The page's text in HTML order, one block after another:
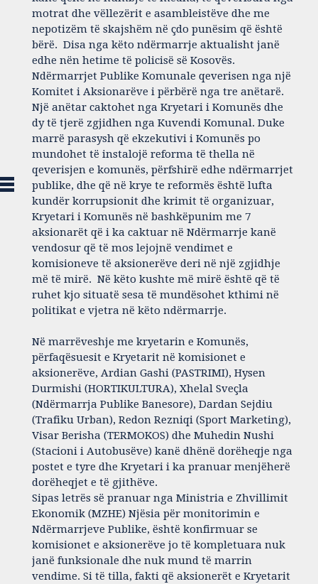
motrat dhe vëllezërit e asambleistëve dhe me
nepotizëm të skajshëm në çdo punësim që është
bërë. Disa nga këto ndërmarrje aktualisht janë
edhe nën hetime të policisë së Kosovës.
Ndërmarrjet Publike Komunale qeverisen nga një
Komitet i Aksionarëve i përbërë nga tre anëtarë.
Një anëtar caktohet nga Kryetari i Komunës dhe
dy të tjerë zgjidhen nga Kuvendi Komunal. Duke
marrë parasysh që ekzekutivi i Komunës po
mundohet të instalojë reforma të thella në
qeverisjen e komunës, përfshirë edhe ndërmarrjet
publike, dhe që në krye te reformës është lufta
kundër korrupsionit dhe krimit të organizuar,
Kryetari i Komunës në bashkëpunim me 7
aksionarët që i ka caktuar në Ndërmarrje kanë
vendosur që të mos lejojnë vendimet e
komisioneve të aksionerëve deri në një zgjidhje
më të mirë. Në këto kushte më mirë është që të
ruhet kjo situatë sesa të mundësohet kthimi në
politikat e vjetra në këto ndërmarrje.
Në marrëveshje me kryetarin e Komunës,
përfaqësuesit e Kryetarit në komisionet e
aksionerëve, Ardian Gashi (PASTRIMI), Hysen
Durmishi (HORTIKULTURA), Xhelal Sveçla
(Ndërmarrja Publike Banesore), Dardan Sejdiu
(Trafiku Urban), Redon Rezniqi (Sport Marketing),
Visar Berisha (TERMOKOS) dhe Muhedin Nushi
(Stacioni i Autobusëve) kanë dhënë dorëheqje nga
postet e tyre dhe Kryetari i ka pranuar menjëherë
dorëheqjet e të gjithëve.
Sipas letrës së pranuar nga Ministria e Zhvillimit
Ekonomik (MZHE) Njësia për monitorimin e
Ndërmarrjeve Publike, është konfirmuar se
komisionet e aksionerëve jo të kompletuara nuk
janë funksionale dhe nuk mund të marrin
vendime. Si të tilla, fakti që aksionerët e Kryetarit